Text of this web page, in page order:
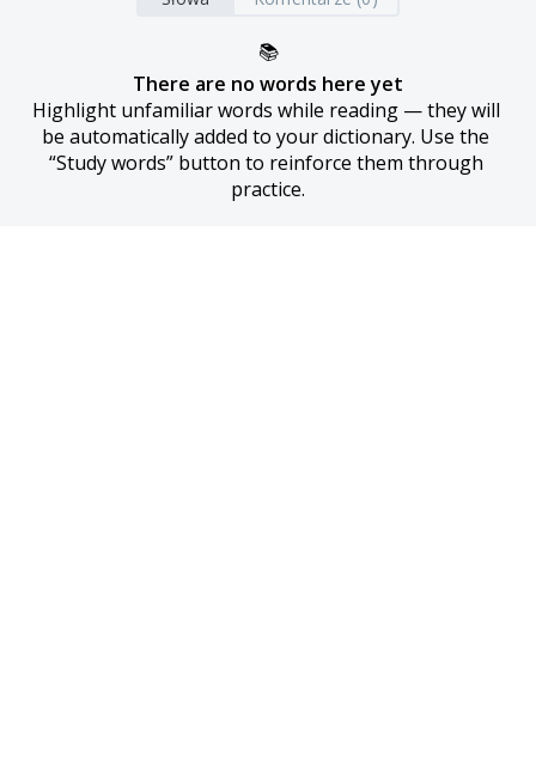
📚
There are no words here yet
Highlight unfamiliar words while reading — they will
be automatically added to your dictionary. Use the
“Study words” button to reinforce them through
practice.